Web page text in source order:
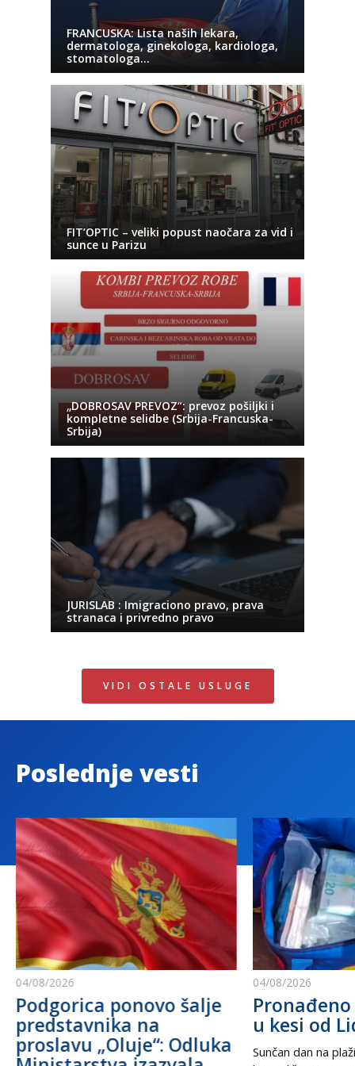
FRANCUSKA: Lista naših lekara,
dermatologa, ginekologa, kardiologa,
stomatologa…
FIT’OPTIC – veliki popust naočara za vid i
sunce u Parizu
„DOBROSAV PREVOZ“: prevoz pošiljki i
kompletne selidbe (Srbija-Francuska-
Srbija)
JURISLAB : Imigraciono pravo, prava
stranaca i privredno pravo
VIDI OSTALE USLUGE
Poslednje vesti
04/08/2026
Podgorica ponovo šalje
predstavnika na
proslavu „Oluje“: Odluka
04/08/2026
Pronađeno
u kesi od
Sunčan dan na